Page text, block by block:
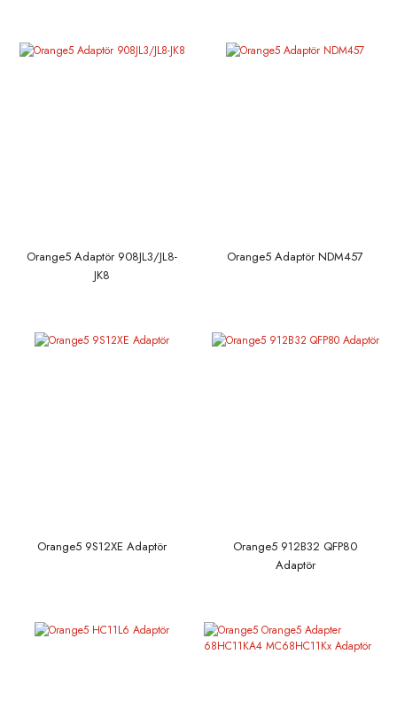
Orange5 Adaptör 908JL3/JL8-
JK8
Orange5 Adaptör NDM457
Orange5 9S12XE Adaptör
Orange5 912B32 QFP80
Adaptör